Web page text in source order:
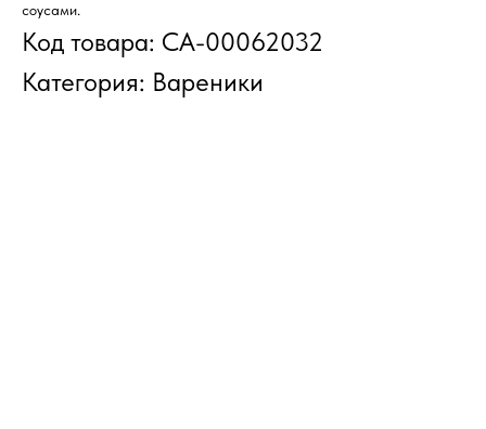
соусами.
Код товара: СА-00062032
Категория: Вареники